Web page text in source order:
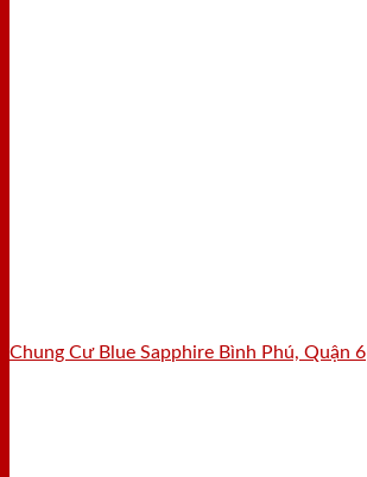
Chung Cư Blue Sapphire Bình Phú, Quận 6